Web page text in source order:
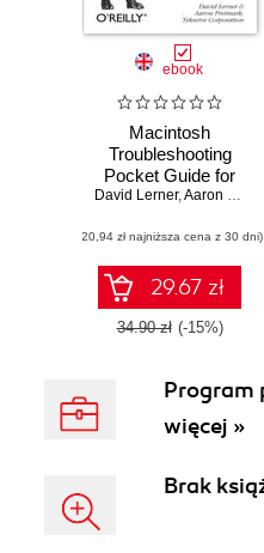
ebook
Macintosh
Troubleshooting
Pocket Guide for
Mac OS
David Lerner,Aaron Freimark
(20,94 zł najniższa cena z 30 dni)
29.67 zł
34.90 zł (-15%)
Program
więcej »
Brak